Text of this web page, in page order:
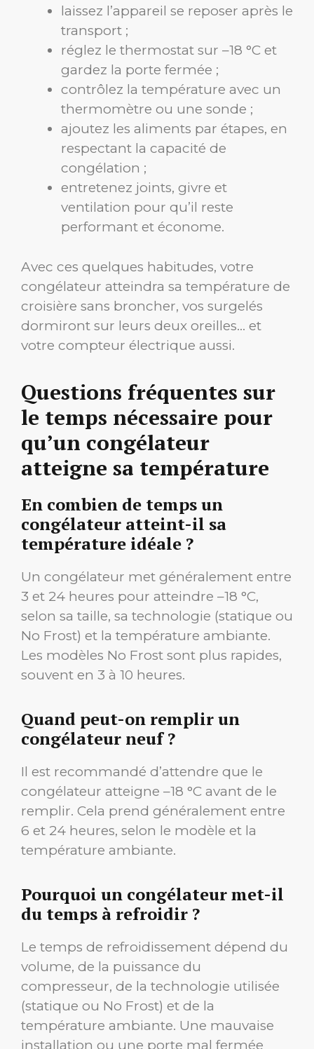
laissez l’appareil se reposer après le
transport ;
réglez le thermostat sur –18 °C et
gardez la porte fermée ;
contrôlez la température avec un
thermomètre ou une sonde ;
ajoutez les aliments par étapes, en
respectant la capacité de
congélation ;
entretenez joints, givre et
ventilation pour qu’il reste
performant et économe.
Avec ces quelques habitudes, votre
congélateur atteindra sa température de
croisière sans broncher, vos surgelés
dormiront sur leurs deux oreilles… et
votre compteur électrique aussi.
Questions fréquentes sur
le temps nécessaire pour
qu’un congélateur
atteigne sa température
En combien de temps un
congélateur atteint-il sa
température idéale ?
Un congélateur met généralement entre
3 et 24 heures pour atteindre –18 °C,
selon sa taille, sa technologie (statique ou
No Frost) et la température ambiante.
Les modèles No Frost sont plus rapides,
souvent en 3 à 10 heures.
Quand peut-on remplir un
congélateur neuf ?
Il est recommandé d’attendre que le
congélateur atteigne –18 °C avant de le
remplir. Cela prend généralement entre
6 et 24 heures, selon le modèle et la
température ambiante.
Pourquoi un congélateur met-il
du temps à refroidir ?
Le temps de refroidissement dépend du
volume, de la puissance du
compresseur, de la technologie utilisée
(statique ou No Frost) et de la
température ambiante. Une mauvaise
installation ou une porte mal fermée